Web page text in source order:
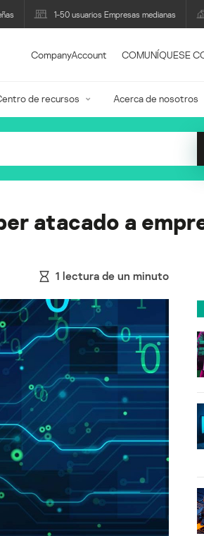
1-50 usuarios Empresas medianas
CompanyAccount COMUNÍQUESE
de recursos Acerca de nosotros
atacado a
1 lectura de un minuto